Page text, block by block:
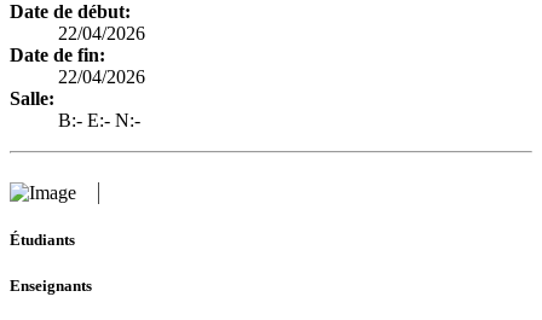
Date de début:
22/04/2026
Date de fin:
22/04/2026
Salle:
B:- E:- N:-
Étudiants
Enseignants